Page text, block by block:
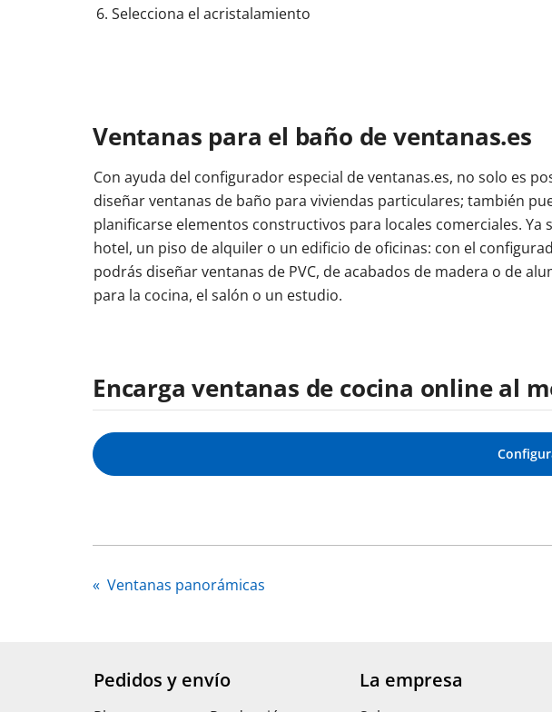
Selecciona el acristalamiento
Ventanas para el baño de ventanas.es
Con ayuda del configurador especial de ventanas.es, no solo es
diseñar ventanas de baño para viviendas particulares; también
planificarse elementos constructivos para locales comerciales. Ya
hotel, un piso de alquiler o un edificio de oficinas: con el
podrás diseñar ventanas de PVC, de acabados de madera o de
para la cocina, el salón o un estudio.
Encarga ventanas de cocina online al
« Ventanas panorámicas
Pedidos y envío La empresa